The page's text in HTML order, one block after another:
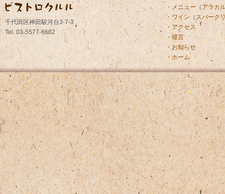
千代田区神田駿河台3-7-3
Tel. 03-5577-6682
・メニュー（ アラカ
・ワイン （スパーク
・アクセス
・寝言
・お知らせ
・ホーム